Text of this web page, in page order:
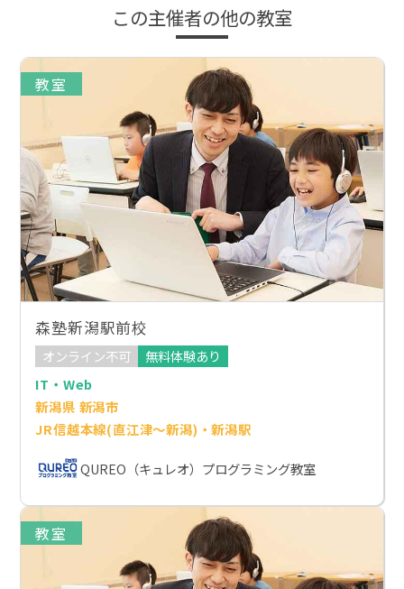
この主催者の他の教室
教室
森塾新潟駅前校
オンライン不可
無料体験あり
IT・Web
新潟県 新潟市
JR信越本線(直江津～新潟)・新潟駅
QUREO（キュレオ）プログラミング教室
教室